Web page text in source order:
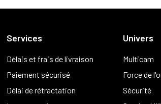
Services
Délais et frais de livraison
Paiement sécurisé
Délai de rétractation
Univers
Multicam
Force de
Sécurité